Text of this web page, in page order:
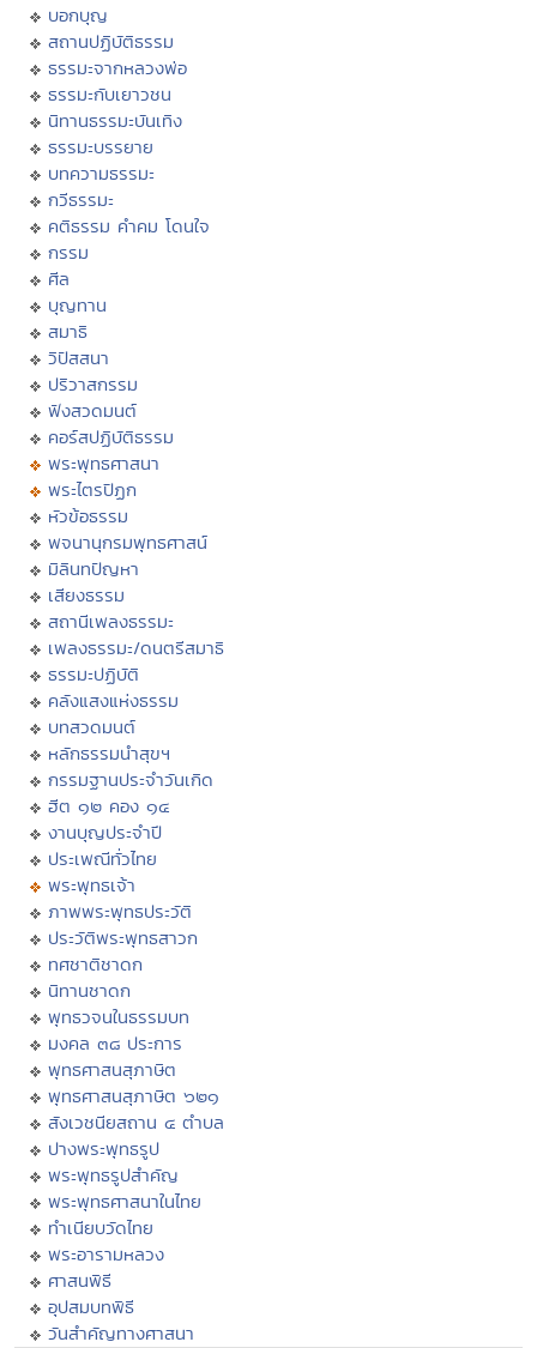
บอกบุญ
สถานปฏิบัติธรรม
ธรรมะจากหลวงพ่อ
ธรรมะกับเยาวชน
นิทานธรรมะบันเทิง
ธรรมะบรรยาย
บทความธรรมะ
กวีธรรมะ
คติธรรม คำคม โดนใจ
กรรม
ศีล
บุญทาน
สมาธิ
วิปัสสนา
ปริวาสกรรม
ฟังสวดมนต์
คอร์สปฏิบัติธรรม
พระพุทธศาสนา
พระไตรปิฏก
หัวข้อธรรม
พจนานุกรมพุทธศาสน์
มิลินทปัญหา
เสียงธรรม
สถานีเพลงธรรมะ
เพลงธรรมะ/ดนตรีสมาธิ
ธรรมะปฏิบัติ
คลังแสงแห่งธรรม
บทสวดมนต์
หลักธรรมนำสุขฯ
กรรมฐานประจำวันเกิด
ฮีต ๑๒ คอง ๑๔
งานบุญประจำปี
ประเพณีทั่วไทย
พระพุทธเจ้า
ภาพพระพุทธประวัติ
ประวัติพระพุทธสาวก
ทศชาติชาดก
นิทานชาดก
พุทธวจนในธรรมบท
มงคล ๓๘ ประการ
พุทธศาสนสุภาษิต
พุทธศาสนสุภาษิต ๖๒๑
สังเวชนียสถาน ๔ ตำบล
ปางพระพุทธรูป
พระพุทธรูปสำคัญ
พระพุทธศาสนาในไทย
ทำเนียบวัดไทย
พระอารามหลวง
ศาสนพิธี
อุปสมบทพิธี
วันสำคัญทางศาสนา